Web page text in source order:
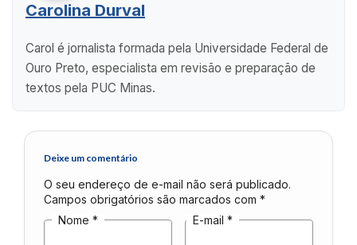
Carolina Durval
Carol é jornalista formada pela Universidade Federal de
Ouro Preto, especialista em revisão e preparação de
textos pela PUC Minas.
Deixe um comentário
O seu endereço de e-mail não será publicado.
Campos obrigatórios são marcados com *
Nome * E-mail *